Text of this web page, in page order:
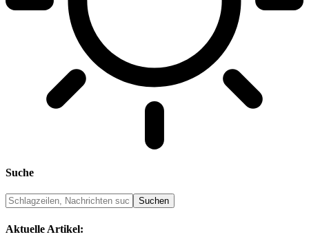
Suche
Aktuelle Artikel: